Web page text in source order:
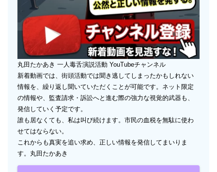
丸田たかあき 一人毒舌演説活動 YouTubeチャンネル
新着動画では、街頭活動では聞き逃してしまったかもしれない
情報を、繰り返し聞いていただくことが可能です。ネット限定
の情報や、監査請求・訴訟へと進む際の強力な視覚的武器も、
発信していく予定です。
誰も居なくても、私は叫び続けます。市民の血税を無駄に使わ
せてはならない。
これからも真実を追い求め、正しい情報を発信してまいりま
す。丸田たかあき